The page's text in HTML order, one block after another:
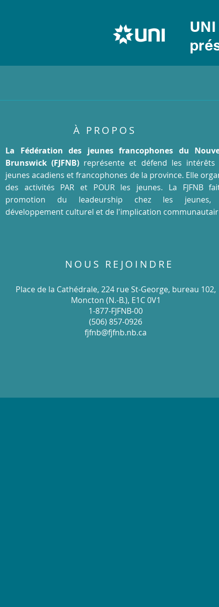
À PROPOS
La Fédération des jeunes francophones du
Brunswick (FJFNB) représente et défend les intérêts
jeunes acadiens et francophones de la province. Elle
des activités PAR et POUR les jeunes. La FJFNB
promotion du leadeurship chez les
développement culturel et de l'implication
NOUS REJOINDRE
Place de la Cathédrale, 224 rue St-George, bureau 102,
Moncton (N.-B.), E1C 0V1
1-877-FJFNB-00
(506) 857-0926
fjfnb@fjfnb.nb.ca